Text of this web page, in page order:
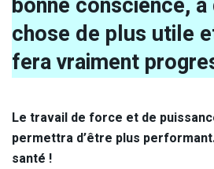
chose de plus utile
fera vraiment
Le travail de force et de
permettra d’être plus
santé !